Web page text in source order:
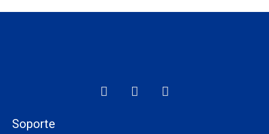
F
a
I
n
W
h
Soporte